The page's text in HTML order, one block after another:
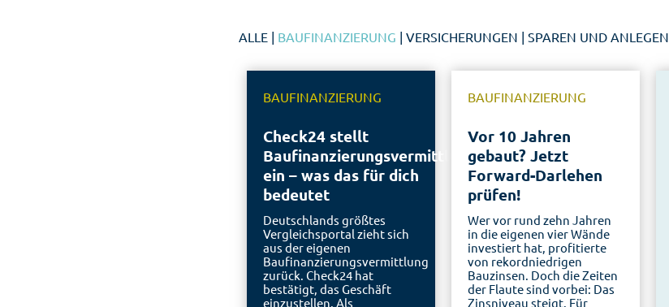
ALLE| BAUFINANZIERUNG | VERSICHERUNGEN | SPAREN UND ANLEGEN
BAUFINANZIERUNG
Check24 stellt
Baufinanzierungsvermittlung
ein – was das für dich
bedeutet
Deutschlands größtes
Vergleichsportal zieht sich
aus der eigenen
Baufinanzierungsvermittlung
zurück. Check24 hat
bestätigt, das Geschäft
einzustellen. Als
BAUFINANZIERUNG
Vor 10 Jahren
gebaut? Jetzt
Forward-Darlehen
prüfen!
Wer vor rund zehn Jahren
in die eigenen vier Wände
investiert hat, profitierte
von rekordniedrigen
Bauzinsen. Doch die Zeiten
der Flaute sind vorbei: Das
Zinsniveau steigt. Für